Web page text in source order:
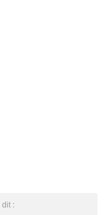
dit :